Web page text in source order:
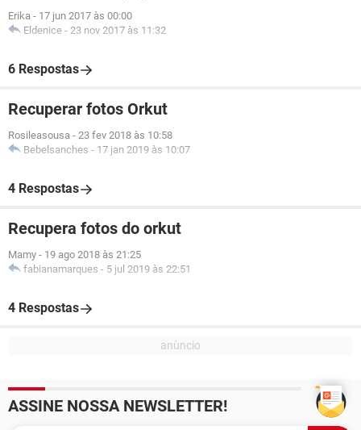
Erika - 17 jun 2017 às 00:00
Eldenice - 23 nov 2017 às 11:32
6 Respostas
Recuperar fotos Orkut
Rosileasousa - 23 fev 2018 às 10:58
Bebelsanches - 17 jan 2019 às 10:07
4 Respostas
Recupera fotos do orkut
Mamy - 19 ago 2018 às 21:25
fabianamarques - 5 jul 2019 às 22:51
4 Respostas
ASSINE NOSSA NEWSLETTER!